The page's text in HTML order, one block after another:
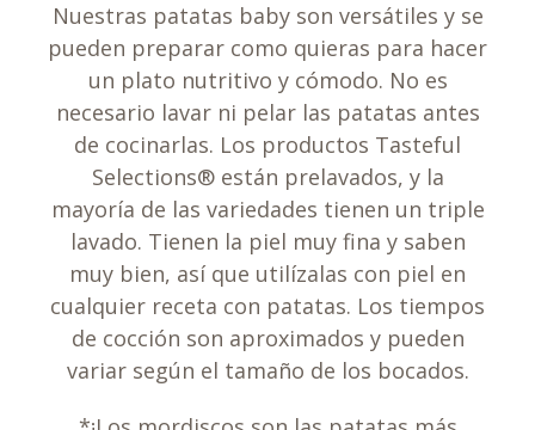
Nuestras patatas baby son versátiles y se
pueden preparar como quieras para hacer
un plato nutritivo y cómodo. No es
necesario lavar ni pelar las patatas antes
de cocinarlas. Los productos Tasteful
Selections® están prelavados, y la
mayoría de las variedades tienen un triple
lavado. Tienen la piel muy fina y saben
muy bien, así que utilízalas con piel en
cualquier receta con patatas. Los tiempos
de cocción son aproximados y pueden
variar según el tamaño de los bocados.